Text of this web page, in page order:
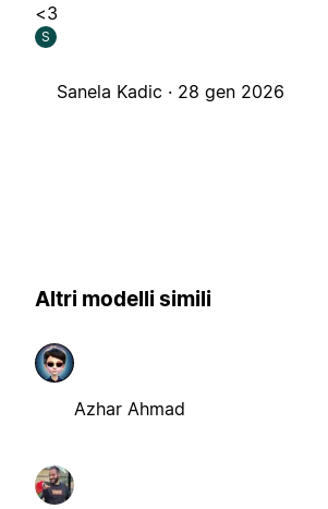
<3
S
Sanela Kadic · 28 gen 2026
Altri modelli simili
Azhar Ahmad